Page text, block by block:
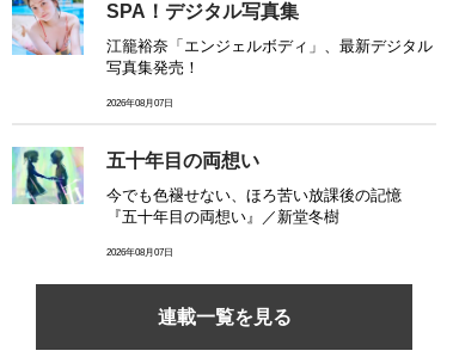
SPA！デジタル写真集
江籠裕奈「エンジェルボディ」、最新デジタル
写真集発売！
2026年08月07日
五十年目の両想い
今でも色褪せない、ほろ苦い放課後の記憶
『五十年目の両想い』／新堂冬樹
2026年08月07日
連載一覧を見る